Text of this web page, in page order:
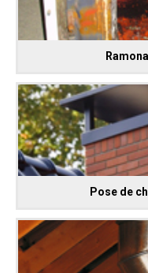
Pose de